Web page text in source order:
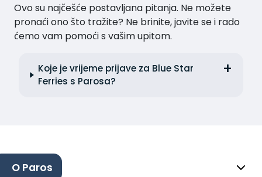
Ovo su najčešće postavljana pitanja. Ne možete
pronaći ono što tražite? Ne brinite, javite se i rado
ćemo vam pomoći s vašim upitom.
Koje je vrijeme prijave za Blue Star
Ferries s Parosa?
O Paros